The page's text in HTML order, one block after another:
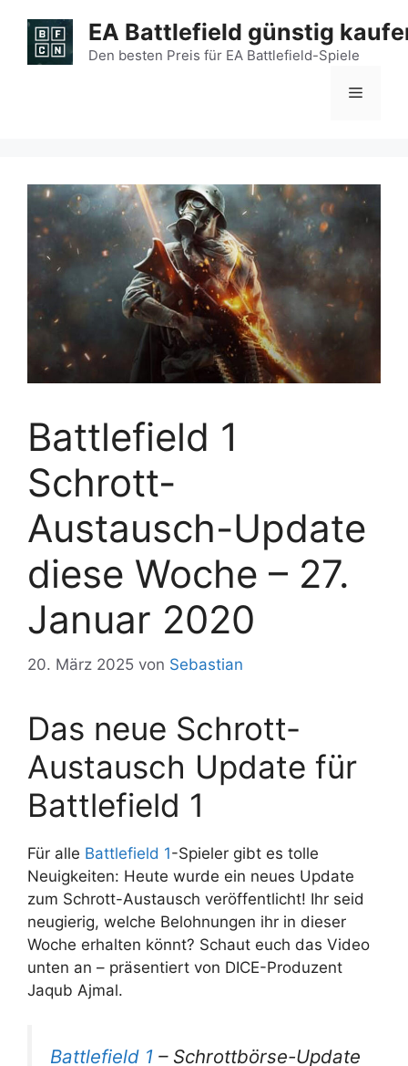
Inhalt
springen
EA Battlefield günstig
Den besten Preis für EA Battlefield-Spiele
Menü
Battlefield 1
Schrott-
Austausch-Update
diese Woche – 27.
Januar 2020
20. März 2025 von Sebastian
Das neue Schrott-
Austausch Update für
Battlefield 1
Für alle Battlefield 1-Spieler gibt es tolle
Neuigkeiten: Heute wurde ein neues Update
zum Schrott-Austausch veröffentlicht! Ihr seid
neugierig, welche Belohnungen ihr in dieser
Woche erhalten könnt? Schaut euch das Video
unten an – präsentiert von DICE-Produzent
Jaqub Ajmal.
Battlefield 1 – Schrottbörse-Update